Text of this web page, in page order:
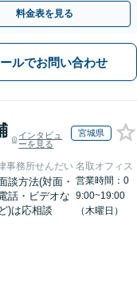
料金表を見る
ルでお問い合わせ
インタビュ
ーを見る
宮城県
事務所せんだい 名取オフィス
談方法(対面・
話・ビデオな
ど)は応相談
営業時間：0
9:00~19:00
（木曜日）